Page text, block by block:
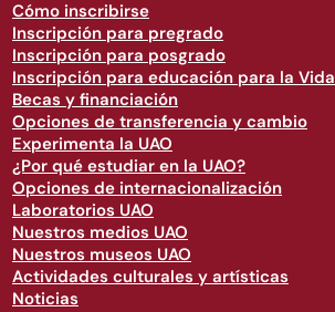
Cómo inscribirse
Inscripción para pregrado
Inscripción para posgrado
Inscripción para educación para la Vida
Becas y financiación
Opciones de transferencia y cambio
Experimenta la UAO
¿Por qué estudiar en la UAO?
Opciones de internacionalización
Laboratorios UAO
Nuestros medios UAO
Nuestros museos UAO
Actividades culturales y artísticas
Noticias